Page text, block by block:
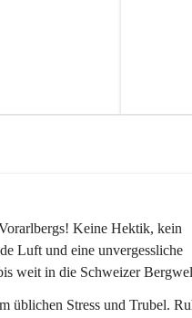
Keine Hektik, kein
Luft und eine unvergessliche
weit in die Schweizer
üblichen Stress und Trubel.